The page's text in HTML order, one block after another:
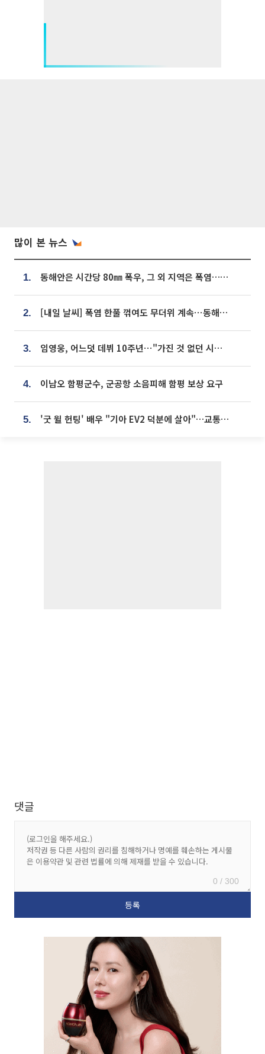
많이 본 뉴스
1. 동해안은 시간당 80㎜ 폭우, 그 외 지역은 폭염…‘극과 극 날씨’
2. [내일 날씨] 폭염 한풀 꺾여도 무더위 계속⋯동해안 이틀 연속 비
3. 임영웅, 어느덧 데뷔 10주년⋯"가진 것 없던 시절, 내 앞엔 20명의 팬뿐"
4. 이남오 함평군수, 군공항 소음피해 함평 보상 요구
5. '굿 윌 헌팅' 배우 "기아 EV2 덕분에 살아"…교통사고 후 안전성 극찬
댓글
0 / 300